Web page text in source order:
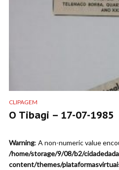
CLIPAGEM
O Tibagi – 17-07-1985
Warning: A non-numeric value
/home/storage/9/08/b2/
content/themes/